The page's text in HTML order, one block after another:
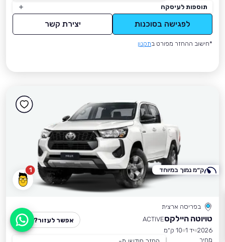
תוספות לעיסקה
לפגישה בסוכנות יצירת קשר
*חישוב ההחזר מפורט בתקנון
1
בפריסה ארצית
טויוטה היילקסACTIVE
2026 יד 1
10 ק״מ
מחיר
ק״מ נמוך במיוחד
אפשר לעזור?